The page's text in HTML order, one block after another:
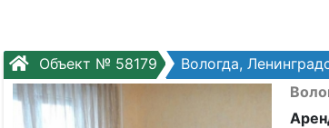
Объект № 58179 Вологда,